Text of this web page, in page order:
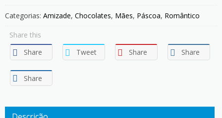
Categorias: Amizade, Chocolates, Mães, Páscoa, Romântico
Share this
Share
Tweet Share Share
Share